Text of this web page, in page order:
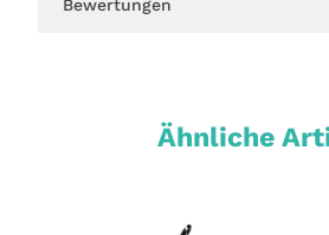
Bewertungen
Ähnliche